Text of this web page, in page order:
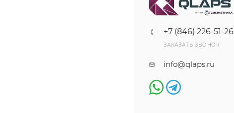
+7 (846) 226-51-26
ЗАКАЗАТЬ ЗВОНОК
info@qlaps.ru